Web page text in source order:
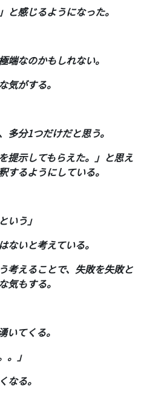
と感じるようになった。
端なのかもしれない。
気がする。
多分1つだけだと思う。
提示してもらえた。」と思え
するようにしている。
いう」
ないと考えている。
考えることで、失敗を失敗と
気もする。
いてくる。
。」
なる。